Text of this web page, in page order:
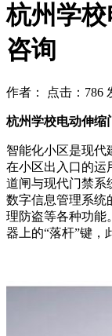
杭州学
咨询
作者： 点击：786
杭州学校电动伸缩
智能化小区是现代
在小区出入口的运
道闸与现代门禁系
数字信息管理系统
理防盗等各种功能
器上的“落杆”键，